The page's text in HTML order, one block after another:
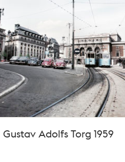
Gustav Adolfs Torg 1959